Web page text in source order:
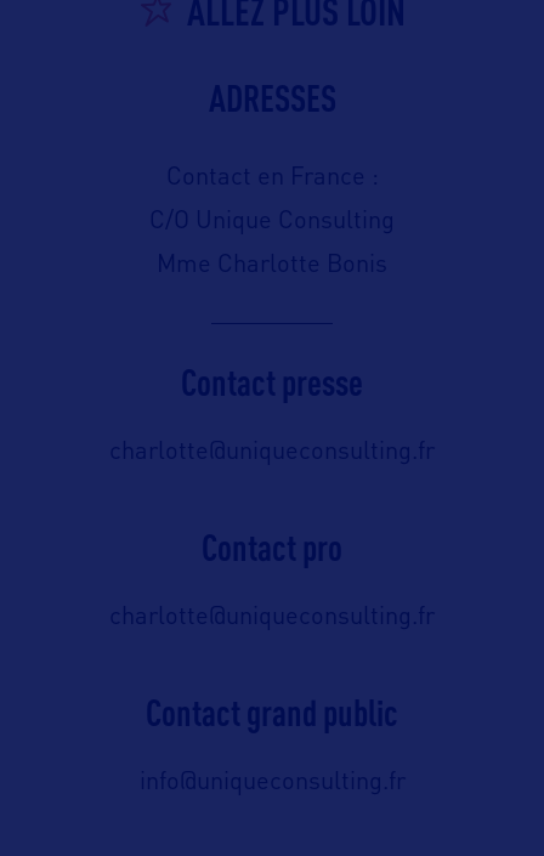
ALLEZ PLUS LOIN
ADRESSES
Contact en France :
C/O Unique Consulting
Mme Charlotte Bonis
Contact presse
charlotte@uniqueconsulting.fr
Contact pro
charlotte@uniqueconsulting.fr
Contact grand public
info@uniqueconsulting.fr